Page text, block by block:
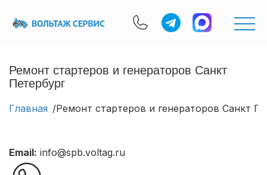
Ремонт стартеров и генераторов Санкт
Петербург
Главная Ремонт стартеров и генераторов Санкт
Email: info@spb.voltag.ru